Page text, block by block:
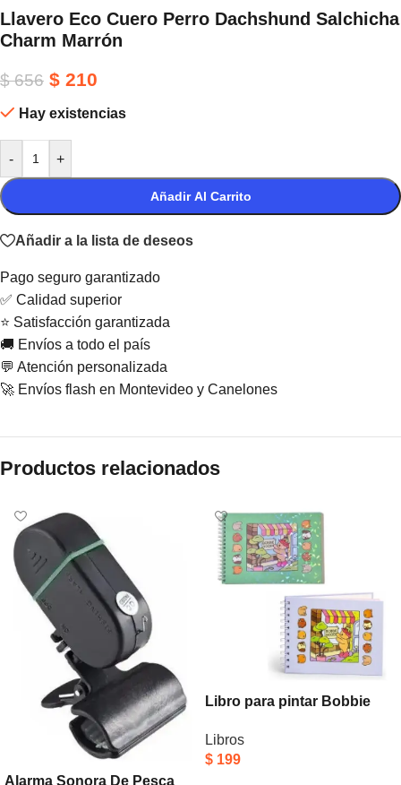
Llavero Eco Cuero Perro Dachshund Salchicha
Charm Marrón
$656 $ 210
Hay existencias
- +
Añadir Al Carrito
Añadir a la lista de deseos
Pago seguro garantizado
✅ Calidad superior
⭐ Satisfacción garantizada
🚚 Envíos a todo el país
💬 Atención personalizada
🚀 Envíos flash en Montevideo y Canelones
Productos relacionados
Alarma Sonora De Pesca
Libro para pintar Bobbie
Libros
$ 199